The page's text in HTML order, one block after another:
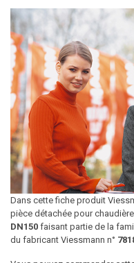
Dans cette fiche produit
pièce détachée pour
DN150 faisant partie de la
du fabricant Viessmann n°